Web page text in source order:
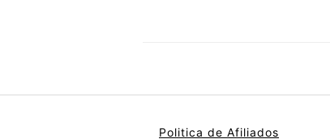
Politica de Afiliados